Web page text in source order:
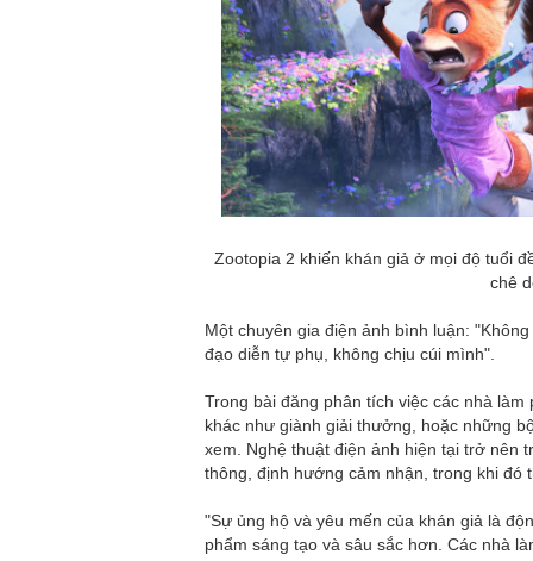
Zootopia 2 khiến khán giả ở mọi độ tuổi
chê
Một chuyên gia điện ảnh bình luận:
đạo diễn tự phụ, không chịu cúi mình".
Trong bài đăng phân tích việc các nhà
khác như giành giải thưởng, hoặc những
xem. Nghệ thuật điện ảnh hiện tại trở nên
thông, định hướng cảm nhận, trong khi đó
"Sự ủng hộ và yêu mến của khán giả là
phẩm sáng tạo và sâu sắc hơn. Các nhà